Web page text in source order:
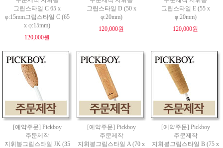
그립스타일 C 65 x
φ:15mm그립스타일 C (65
x φ:15mm)
120,000원
그립스타일 D (50 x
φ:20mm)
120,000원
그립스타일 E (55 x
φ:20mm)
120,000원
[예약주문] Pickboy
주문제작
지휘봉그립스타일 JK (35
[예약주문] Pickboy
주문제작
지휘봉그립스타일 A (70 x
[예약주문] Pickboy
주문제작
지휘봉그립스타일 B (75 x